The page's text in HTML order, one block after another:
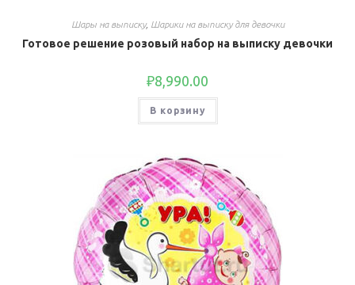
Шары на выписку, Шарики на выписку для девочки
Готовое решение розовый набор на выписку девочки
₽8,990.00
В корзину